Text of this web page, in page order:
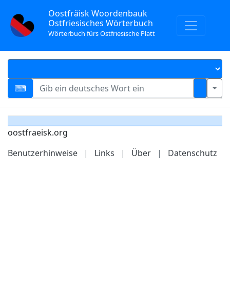
Oostfräisk Woordenbauk
Ostfriesisches Wörterbuch
Wörterbuch fürs Ostfriesische Platt
oostfraeisk.org
Benutzerhinweise
| Links | Über | Datenschutz